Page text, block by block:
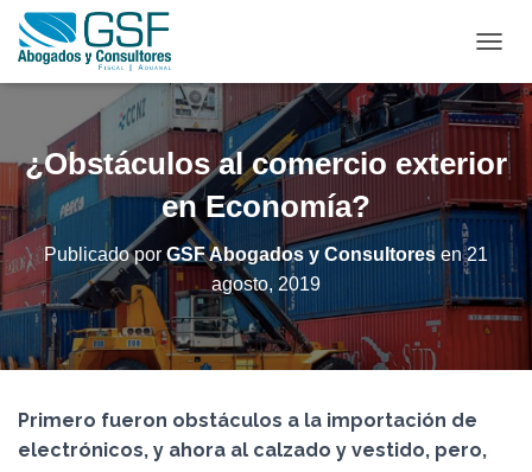
A
M
B
A
M
D
E
A
¿Obstáculos al comercio exterior
en Economía?
Publicado por GSF Abogados y Consultores en21
agosto, 2019
Primero fueron obstáculos a la importación de
electrónicos, y ahora al calzado y vestido, pero,